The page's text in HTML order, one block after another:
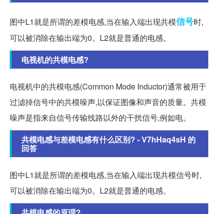
图中L1就是所谓的差模电感,当在输入端出现共模信号时,
可以被消除在输出端为0。L2就是普通的电感。
电视机的共模电感?
电视机中的共模电感(Common Mode Inductor)通常被用于
过滤掉信号中的共模噪声,以保证图像和声音的质量。共模
噪声是指来自信号传输线路以外的干扰信号,例如电。
共模电感与差模电感有什么区别? - V7hHaq4sH 的
回答
图中L1就是所谓的差模电感,当在输入端出现共模信号时,
可以被消除在输出端为0。L2就是普通的电感。